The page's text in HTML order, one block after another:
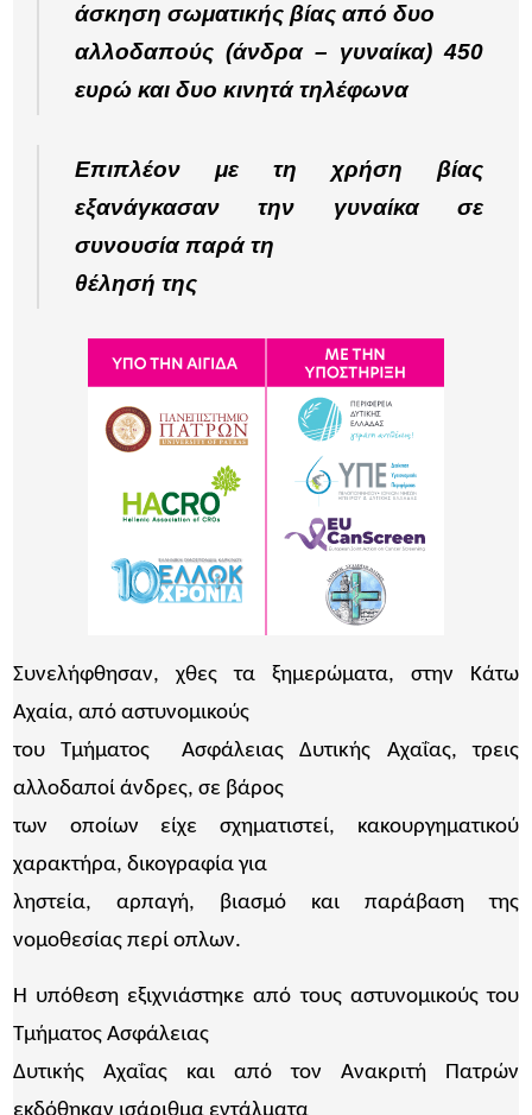
άσκηση σωματικής βίας από δυο
αλλοδαπούς (άνδρα – γυναίκα) 450
ευρώ και δυο κινητά τηλέφωνα
Επιπλέον με τη χρήση βίας
εξανάγκασαν την γυναίκα σε
συνουσία παρά τη
θέλησή της
Συνελήφθησαν, χθες τα ξημερώματα, στην Κάτω
Αχαία, από αστυνομικούς
του Τμήματος Ασφάλειας Δυτικής Αχαΐας, τρεις
αλλοδαποί άνδρες, σε βάρος
των οποίων είχε σχηματιστεί, κακουργηματικού
χαρακτήρα, δικογραφία για
ληστεία, αρπαγή, βιασμό και παράβαση της
νομοθεσίας περί οπλων.
Η υπόθεση εξιχνιάστηκε από τους αστυνομικούς του
Τμήματος Ασφάλειας
Δυτικής Αχαΐας και από τον Ανακριτή Πατρών